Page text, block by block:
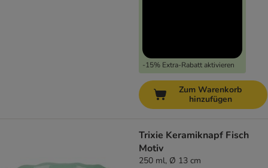
-15% Extra-Rabatt aktivieren
Zum Warenkorb
hinzufügen
Trixie Keramiknapf Fisch
Motiv
250 ml, Ø 13 cm